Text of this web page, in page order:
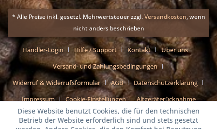
* Alle Preise inkl. gesetzl. Mehrwertsteuer zzgl.Versandkosten, wenn
nicht anders beschrieben
Händler-Login Hilfe / Support Kontakt
Über uns
Versand- und Zahlungsbedingungen
Widerruf & Widerrufsformular
AGB
Datenschutzerklärung
Impressum
Cookie-Einstellungen Altgeräterücknahme
Diese Website benutzt Cookies, die für den technischen
Betrieb der Website erforderlich sind und stets gesetzt